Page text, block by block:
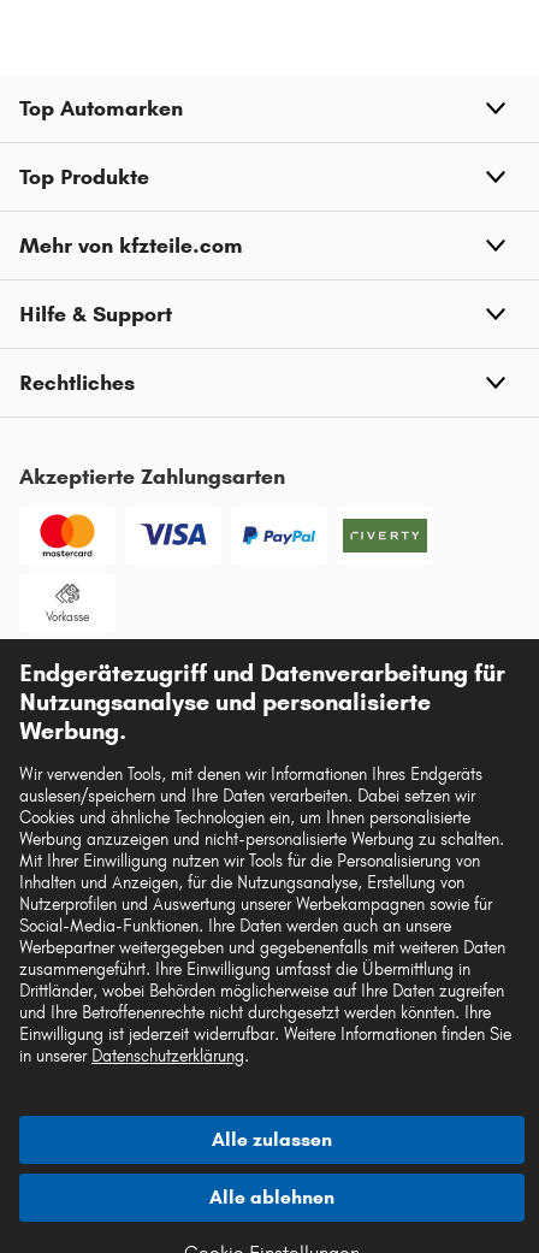
Top Automarken
Top Produkte
Mehr von kfzteile.com
Hilfe & Support
Rechtliches
Akzeptierte Zahlungsarten
Vorkasse
Unsere Versandpartner
Die hier dargestellten Daten, insbesondere die gesamte Datenbank, dürfen nicht
vervielfältigt werden. Die Vervielfältigung und Verbreitung der Daten und der
Datenbank ohne vorherige Einwilligung von TecAlliance und/oder die
Einbeziehung Dritter in solche Aktivitäten ist streng verboten. Jegliche
unautorisierte Nutzung von Inhalten stellt eine Verletzung des Urheberrechts dar
und kann rechtliche Schritte nach sich ziehen.
Vertrag widerrufen
© 2026 kfzteile24 GmbH - Alle Rechte vorbehalten.
¹„Gratis Versand“ oder „ohne Versandkosten“ entsprechen dem Wegfall der
Endgerätezugriff und Datenverarbeitung für
Nutzungsanalyse und personalisierte
Werbung.
Wir verwenden Tools, mit denen wir Informationen Ihres Endgeräts
auslesen/speichern und Ihre Daten verarbeiten. Dabei setzen wir
Cookies und ähnliche Technologien ein, um Ihnen personalisierte
Werbung anzuzeigen und nicht-personalisierte Werbung zu schalten.
Mit Ihrer Einwilligung nutzen wir Tools für die Personalisierung von
Inhalten und Anzeigen, für die Nutzungsanalyse, Erstellung von
Nutzerprofilen und Auswertung unserer Werbekampagnen sowie für
Social-Media-Funktionen. Ihre Daten werden auch an unsere
Werbepartner weitergegeben und gegebenenfalls mit weiteren Daten
zusammengeführt. Ihre Einwilligung umfasst die Übermittlung in
Drittländer, wobei Behörden möglicherweise auf Ihre Daten zugreifen
und Ihre Betroffenenrechte nicht durchgesetzt werden könnten. Ihre
Einwilligung ist jederzeit widerrufbar. Weitere Informationen finden Sie
in unserer Datenschutzerklärung.
Alle zulassen
Alle ablehnen